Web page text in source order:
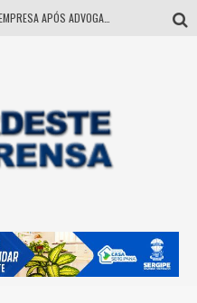
TRT MULTA EMPRESA APÓS ADVOGADA USAR IA E INVENTAR PRECEDENTES JUDICIAIS
Mulher morre durante operação contra grupo investigado por roubo de cargas e tráfico de drogas em Sergipe